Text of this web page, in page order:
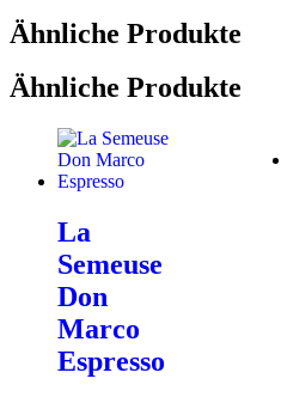
Ähnliche Produkte
Ähnliche Produkte
La
Semeuse
Don
Marco
Espresso